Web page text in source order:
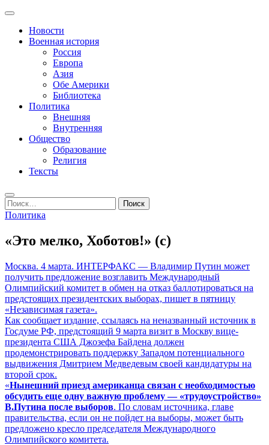
Перейти
содержимому
Журнал старого ворчуна
Записки пенсионера и геймера
Основное
Новости
Военная история
Россия
Европа
Азия
Обе Америки
Библиотека
Политика
Внешняя
Внутренняя
Общество
Образование
Религия
Тексты
Поиск
Найти:
Политика
«Это мелко, Хоботов!» (с)
Москва. 4 марта. ИНТЕРФАКС — Владимир Путин может
получить предложение возглавить Международный
Олимпийский комитет в обмен на отказ баллотироваться на
предстоящих президентских выборах, пишет в пятницу
«Независимая газета».
Как сообщает издание, ссылаясь на неназванный источник в
Госдуме РФ, предстоящий 9 марта визит в Москву вице-
президента США Джозефа Байдена должен
продемонстрировать поддержку Западом потенциального
выдвижения Дмитрием Медведевым своей кандидатуры на
второй срок.
«Нынешний приезд американца связан с необходимостью
обсудить еще одну важную проблему — «трудоустройство»
В.Путина после выборов. По словам источника, главе
правительства, если он не пойдет на выборы, может быть
предложено кресло председателя Международного
Олимпийского комитета.